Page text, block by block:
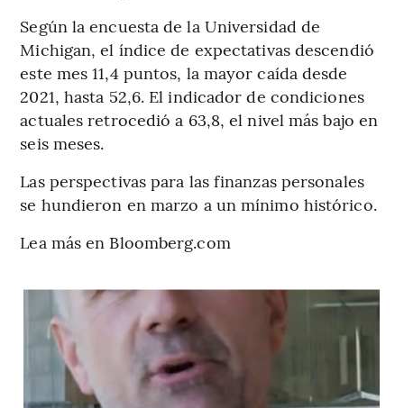
Según la encuesta de la Universidad de
Michigan, el índice de expectativas descendió
este mes 11,4 puntos, la mayor caída desde
2021, hasta 52,6. El indicador de condiciones
actuales retrocedió a 63,8, el nivel más bajo en
seis meses.
Las perspectivas para las finanzas personales
se hundieron en marzo a un mínimo histórico.
Lea más en Bloomberg.com